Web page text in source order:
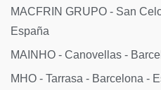
MACFRIN GRUPO - San
España
MAINHO - Canovellas -
MHO - Tarrasa - Barcelona -